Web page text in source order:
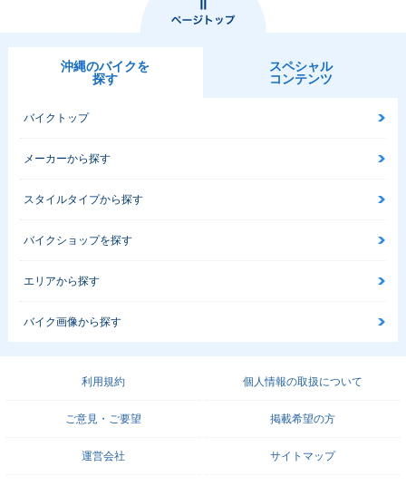
沖縄のバイクを
探す
スペシャル
コンテンツ
バイクトップ
メーカーから探す
スタイルタイプから探す
バイクショップを探す
エリアから探す
バイク画像から探す
利用規約 個人情報の取扱について
ご意見・ご要望 掲載希望の方
運営会社 サイトマップ